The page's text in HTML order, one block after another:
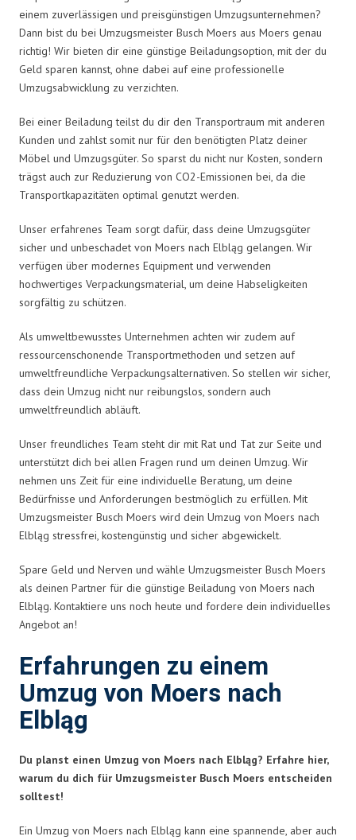
einem zuverlässigen und preisgünstigen Umzugsunternehmen?
Dann bist du bei Umzugsmeister Busch Moers aus Moers genau
richtig! Wir bieten dir eine günstige Beiladungsoption, mit der du
Geld sparen kannst, ohne dabei auf eine professionelle
Umzugsabwicklung zu verzichten.
Bei einer Beiladung teilst du dir den Transportraum mit anderen
Kunden und zahlst somit nur für den benötigten Platz deiner
Möbel und Umzugsgüter. So sparst du nicht nur Kosten, sondern
trägst auch zur Reduzierung von CO2-Emissionen bei, da die
Transportkapazitäten optimal genutzt werden.
Unser erfahrenes Team sorgt dafür, dass deine Umzugsgüter
sicher und unbeschadet von Moers nach Elbląg gelangen. Wir
verfügen über modernes Equipment und verwenden
hochwertiges Verpackungsmaterial, um deine Habseligkeiten
sorgfältig zu schützen.
Als umweltbewusstes Unternehmen achten wir zudem auf
ressourcenschonende Transportmethoden und setzen auf
umweltfreundliche Verpackungsalternativen. So stellen wir sicher,
dass dein Umzug nicht nur reibungslos, sondern auch
umweltfreundlich abläuft.
Unser freundliches Team steht dir mit Rat und Tat zur Seite und
unterstützt dich bei allen Fragen rund um deinen Umzug. Wir
nehmen uns Zeit für eine individuelle Beratung, um deine
Bedürfnisse und Anforderungen bestmöglich zu erfüllen. Mit
Umzugsmeister Busch Moers wird dein Umzug von Moers nach
Elbląg stressfrei, kostengünstig und sicher abgewickelt.
Spare Geld und Nerven und wähle Umzugsmeister Busch Moers
als deinen Partner für die günstige Beiladung von Moers nach
Elbląg. Kontaktiere uns noch heute und fordere dein individuelles
Angebot an!
Erfahrungen zu einem
Umzug von Moers nach
Elbląg
Du planst einen Umzug von Moers nach Elbląg? Erfahre hier,
warum du dich für Umzugsmeister Busch Moers entscheiden
solltest!
Ein Umzug von Moers nach Elbląg kann eine spannende, aber auch